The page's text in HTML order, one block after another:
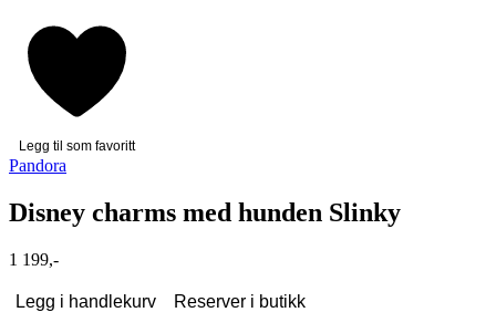
Legg til som favoritt
Pandora
Disney charms med hunden Slinky
1 199,-
Legg i handlekurv Reserver i butikk